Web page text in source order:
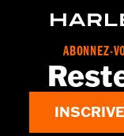
ABONNEZ-